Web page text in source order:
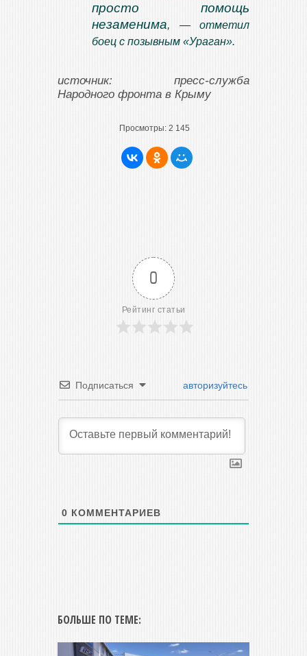
просто помощь
незаменима, — отметил
боец с позывным «Ураган».
источник: пресс-служба
Народного фронта в Крыму
Просмотры: 2 145
0
Рейтинг статьи
Подписаться авторизуйтесь
0 КОММЕНТАРИЕВ
БОЛЬШЕ ПО ТЕМЕ: